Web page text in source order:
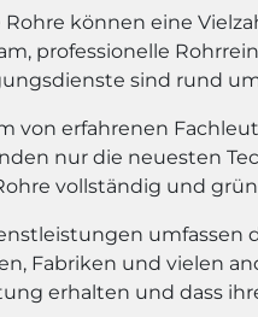
können eine
professionelle
sind rund
von erfahrenen
nur die neuesten
vollständig und
umfassen
Fabriken und vielen
erhalten und dass